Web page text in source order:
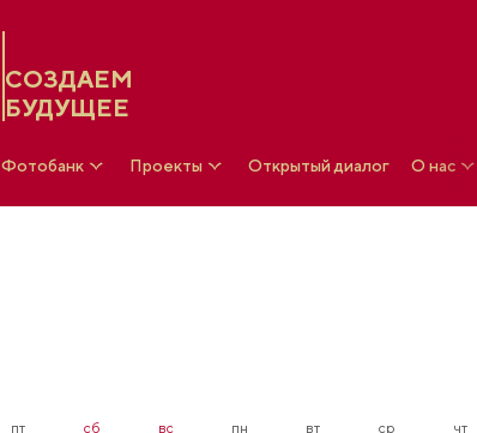
СОЗДАЕМ
БУДУЩЕЕ
Фотобанк Проекты Открытый диалог О нас
пт сб вс пн вт ср чт